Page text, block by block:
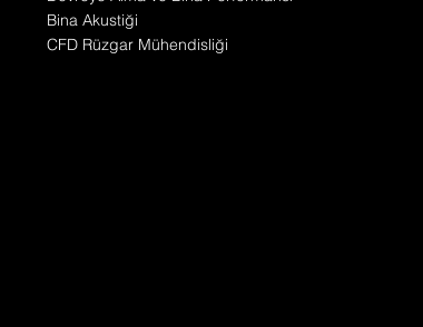
Bina Akustiği
CFD Rüzgar Mühendisliği